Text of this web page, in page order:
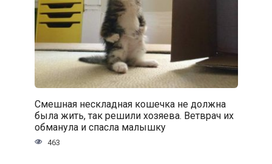
Смешная нескладная кошечка не должна
была жить, так решили хозяева. Ветврач их
обманула и спасла малышку
463